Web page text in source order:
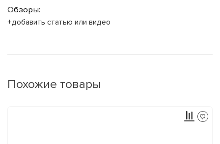
Обзоры:
+добавить статью или видео
Похожие товары